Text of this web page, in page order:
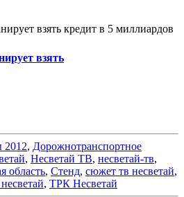
взять
2012, Дорожнотранспортное
, Несветай ТВ, несветай-тв,
область, Стенд, сюжет тв несветай,
, ТРК Несветай